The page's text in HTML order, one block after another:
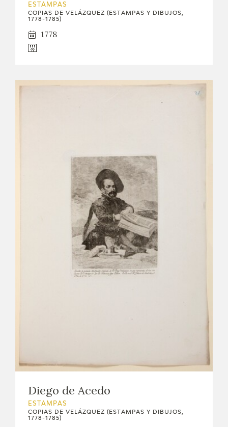
ESTAMPAS
COPIAS DE VELÁZQUEZ (ESTAMPAS Y DIBUJOS,
1778-1785)
1778
Diego de Acedo
ESTAMPAS
COPIAS DE VELÁZQUEZ (ESTAMPAS Y DIBUJOS,
1778-1785)